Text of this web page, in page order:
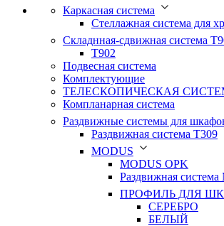
Каркасная система
Стеллажная система для
Складнная-сдвижная система
T902
Подвесная система
Комплектующие
ТЕЛЕСКОПИЧЕСКАЯ
Компланарная система
Раздвижные системы для
Раздвижная система Т309
MODUS
MODUS OPK
Раздвижная
ПРОФИЛЬ ДЛЯ
СЕРЕБРО
БЕЛЫЙ